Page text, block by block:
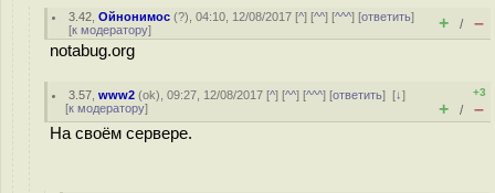
3.42 ,Ойнонимос (?), 04:10, 12/08/2017 [^] [^^] [^^^] [ответить]
[к модератору] + / –
notabug.org
3.57 ,www2 (ok), 09:27, 12/08/2017 [^] [^^] [^^^] [ответить][↓]
[к модератору]
+3
+ / –
На своём сервере.